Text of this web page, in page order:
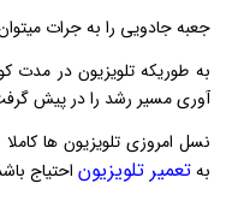
جعبه جادویی را به جرات
به طوریکه تلویزیون در مدت
آوری مسیر رشد را در پیش
نسل امروزی تلویزیون ها
بهتعمیر تلویزیون احتیاج